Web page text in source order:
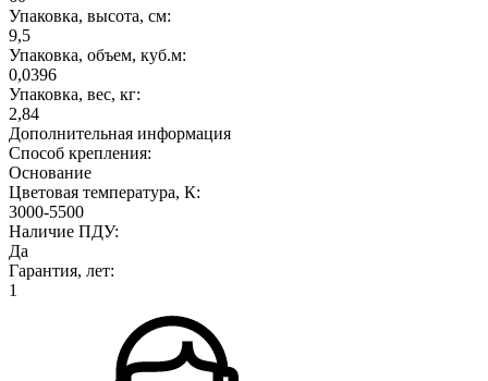
Упаковка, высота, см:
9,5
Упаковка, объем, куб.м:
0,0396
Упаковка, вес, кг:
2,84
Дополнительная информация
Способ крепления:
Основание
Цветовая температура, К:
3000-5500
Наличие ПДУ:
Да
Гарантия, лет:
1